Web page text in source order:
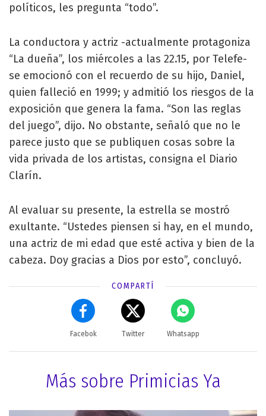
políticos, les pregunta “todo”.
La conductora y actriz -actualmente protagoniza
“La dueña”, los miércoles a las 22.15, por Telefe-
se emocionó con el recuerdo de su hijo, Daniel,
quien falleció en 1999; y admitió los riesgos de la
exposición que genera la fama. “Son las reglas
del juego”, dijo. No obstante, señaló que no le
parece justo que se publiquen cosas sobre la
vida privada de los artistas, consigna el Diario
Clarín.
Al evaluar su presente, la estrella se mostró
exultante. “Ustedes piensen si hay, en el mundo,
una actriz de mi edad que esté activa y bien de la
cabeza. Doy gracias a Dios por esto”, concluyó.
COMPARTÍ
Facebok Twitter Whatsapp
Más sobre Primicias Ya